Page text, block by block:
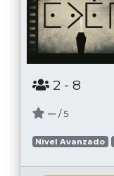
2 - 8
─ / 5
Nivel Avanzado